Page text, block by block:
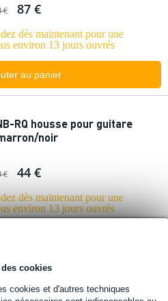
cookies
cookies et d'autres techniques
€ 87 €
dès maintenant pour une
environ 13 jours ouvrés
au panier
RQ housse pour guitare
noir
€ 44 €
dès maintenant pour une
environ 13 jours ouvrés
CP-L Left-Handed